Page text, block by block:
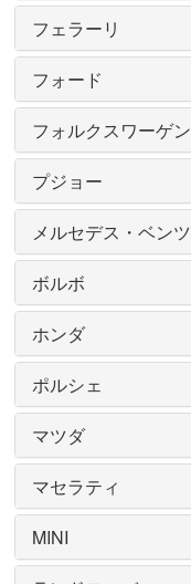
フェラーリ
フォード
フォルクスワーゲン
プジョー
メルセデス・ベンツ
ボルボ
ホンダ
ポルシェ
マツダ
マセラティ
MINI